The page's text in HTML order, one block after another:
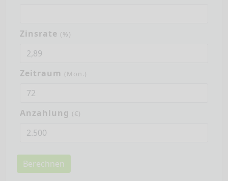
Zinsrate (%)
Zeitraum (Mon.)
Anzahlung (€)
Berechnen